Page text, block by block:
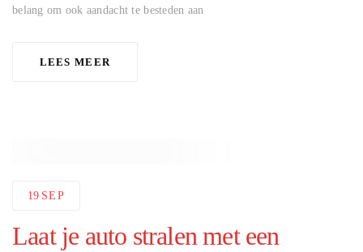
belang om ook aandacht te besteden aan
LEES MEER
19 SEP
Laat je auto stralen met een